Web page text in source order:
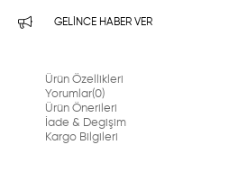
GELINCE HABER VER
Ürün Özellikleri
Yorumlar(0)
Ürün Önerileri
İade & Degişim
Kargo Bilgileri